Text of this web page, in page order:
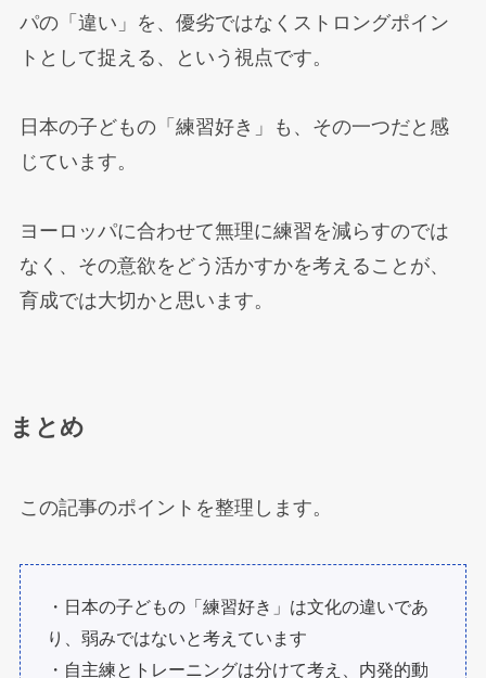
パの「違い」を、優劣ではなくストロングポイン
トとして捉える、という視点です。
日本の子どもの「練習好き」も、その一つだと感
じています。
ヨーロッパに合わせて無理に練習を減らすのでは
なく、その意欲をどう活かすかを考えることが、
育成では大切かと思います。
まとめ
この記事のポイントを整理します。
・日本の子どもの「練習好き」は文化の違いであ
り、弱みではないと考えています
・自主練とトレーニングは分けて考え、内発的動